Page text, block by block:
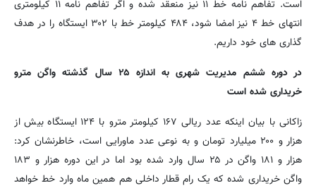
است. تفاهم نامه خط ۱۱ نیز منعقد شده و اگر تفاهم نامه ۱۱ کیلومتری
انتهای خط ۴ نیز امضا شود، ۴۸۴ کیلومتر خط با ۳۰۲ ایستگاه را در هدف
گذاری های خود داریم.
در دوره ششم مدیریت شهری به اندازه ۲۵ سال گذشته واگن مترو
خریداری شده است
زاکانی با بیان اینکه عدد ریالی ۱۶۷ کیلومتر مترو با ۱۲۴ ایستگاه بیش از
هزار و ۲۰۰ میلیارد تومان و به نوعی عدد ماورایی است، خاطرنشان کرد:
هزار و ۱۸۱ واگن در ۲۵ سال وارد شده بود اما در این دوره هزار و ۱۸۳
واگن خریداری شده که یک رام قطار داخلی هم همین ماه وارد خط خواهد